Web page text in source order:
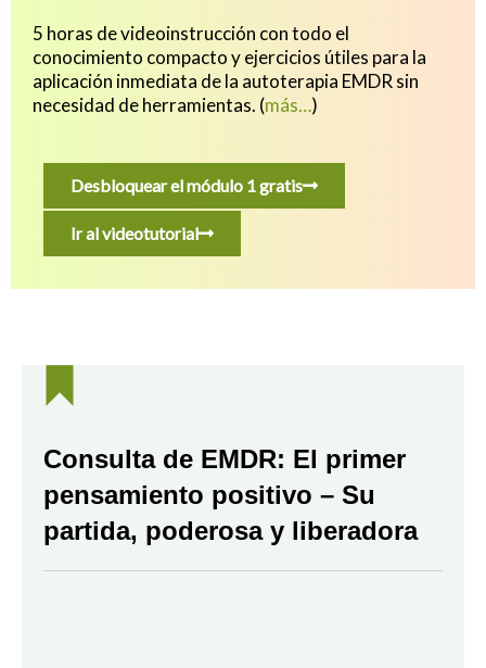
5 horas de videoinstrucción con todo el
conocimiento compacto y ejercicios útiles para la
aplicación inmediata de la autoterapia EMDR sin
necesidad de herramientas. (más…)
Desbloquear el módulo 1 gratis
Ir al videotutorial
Consulta de EMDR: El primer
pensamiento positivo – Su
partida, poderosa y liberadora